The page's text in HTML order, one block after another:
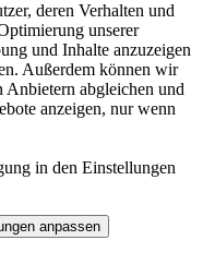
deren Verhalten und
unserer
und Inhalte anzuzeigen
Außerdem können wir
Anbietern abgleichen und
anzeigen, nur wenn
in den Einstellungen
anpassen